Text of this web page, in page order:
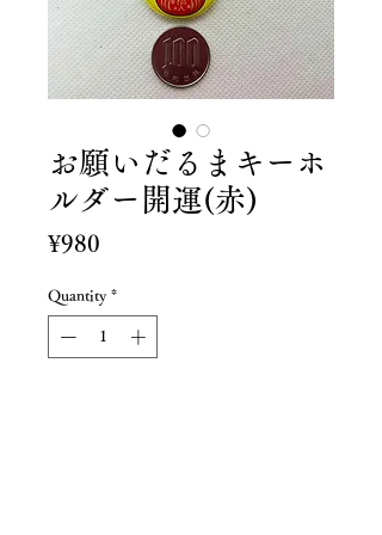
お願いだるまキーホ
ルダー開運(赤)
¥980
Quantity *